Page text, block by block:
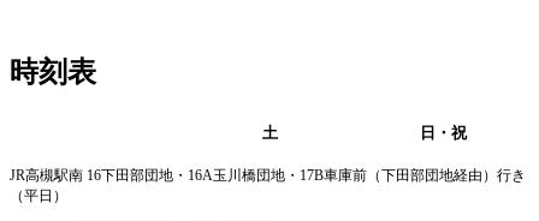
時刻表
土 日・祝
JR高槻駅南 16下田部団地・16A玉川橋団地・17B車庫前（下田部団地経由）行き
（平日）